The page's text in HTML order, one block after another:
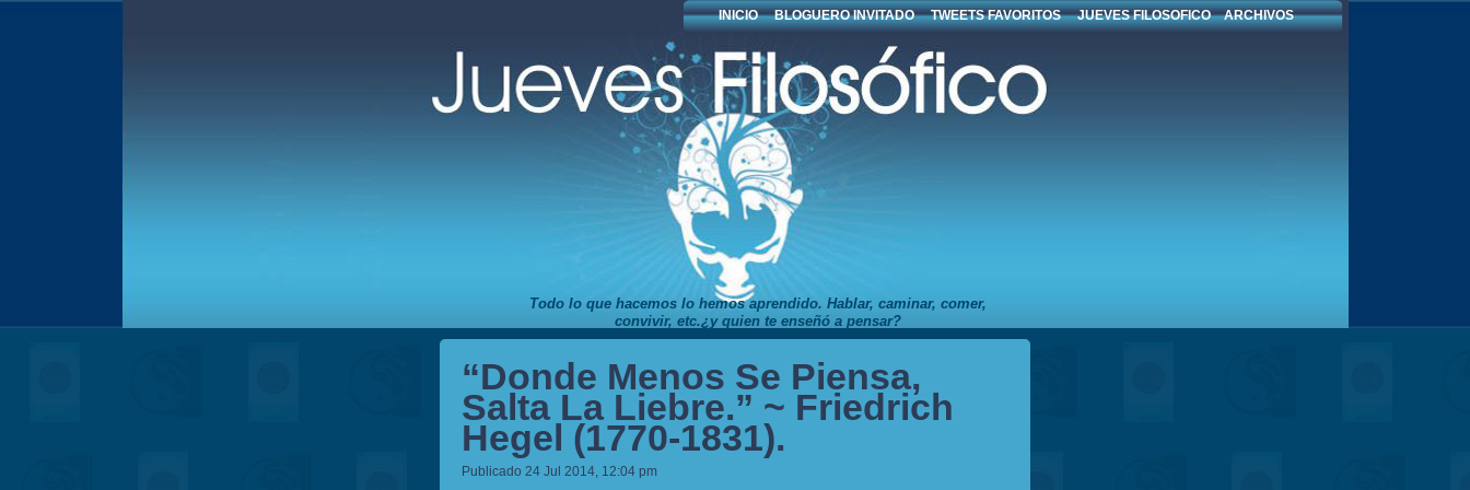
INICIO BLOGUERO INVITADO TWEETS FAVORITOS JUEVES FILOSOFICO ARCHIVOS
Todo lo que hacemos lo hemos aprendido. Hablar, caminar, comer,
convivir, etc.¿y quien te enseñó a pensar?
“Donde Menos Se Piensa,
Salta La Liebre.” ~ Friedrich
Hegel (1770-1831).
Publicado 24 Jul 2014, 12:04 pm